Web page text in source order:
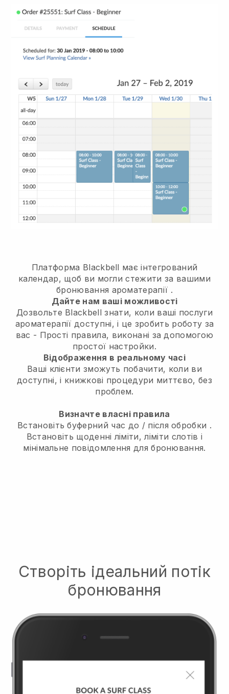
Платформа Blackbell маєінтегрований
календар, щоб ви могли стежити за вашими
бронювання ароматерапії .
Дайте нам ваші можливості
Дозвольте Blackbell знати, коли ваші послуги
ароматерапії доступні, і це зробить роботу за
вас - Прості правила, виконані за допомогою
простої настройки.
Відображення в реальному часі
Ваші клієнти зможуть побачити, коли ви
доступні,і книжкові процедури миттєво, без
проблем.
Визначте власні правила
Встановіть буферний час до / після обробки .
Встановіть щоденні ліміти, ліміти слотів і
мінімальне повідомлення для бронювання.
Створіть ідеальний потік
бронювання